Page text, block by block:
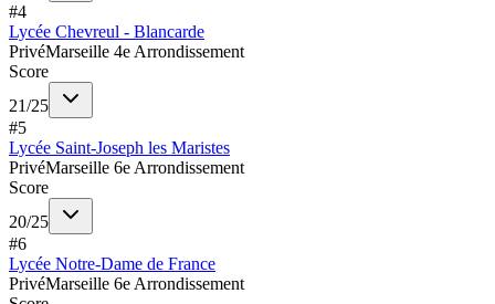
#4
Lycée Chevreul - Blancarde
PrivéMarseille 4e Arrondissement
Score
21/25
#5
Lycée Saint-Joseph les Maristes
PrivéMarseille 6e Arrondissement
Score
20/25
#6
Lycée Notre-Dame de France
PrivéMarseille 6e Arrondissement